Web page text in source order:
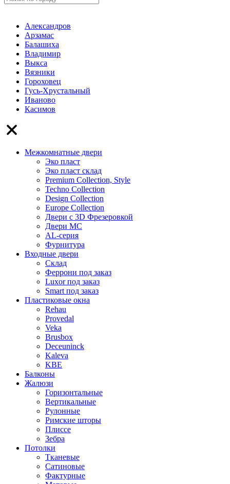
Александров
Арзамас
Балашиха
Владимир
Выкса
Вязники
Гороховец
Гусь-Хрустальный
Иваново
Касимов
Межкомнатные двери
Эко пласт
Эко пласт склад
Premium Collection, Style
Techno Collection
Design Collection
Europe Collection
Двери с 3D Фрезеровкой
Двери МС
AL-серия
Фурнитура
Входные двери
Склад
Феррони под заказ
Luxor под заказ
Smart под заказ
Пластиковые окна
Rehau
Provedal
Veka
Brusbox
Deceuninck
Kaleva
KBE
Балконы
Жалюзи
Горизонтальные
Вертикальные
Рулонные
Римские шторы
Плиссе
Зебра
Потолки
Тканевые
Сатиновые
Фактурные